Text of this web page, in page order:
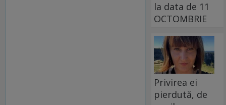
la data de 11
OCTOMBRIE
Privirea ei
pierdută, de